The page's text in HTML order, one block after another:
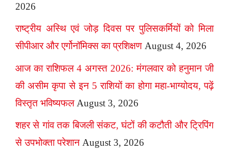
2026
राष्ट्रीय अस्थि एवं जोड़ दिवस पर पुलिसकर्मियों को मिला
सीपीआर और एर्गोनॉमिक्स का प्रशिक्षण August 4, 2026
आज का राशिफल 4 अगस्त 2026: मंगलवार को हनुमान जी
की असीम कृपा से इन 5 राशियों का होगा महा-भाग्योदय, पढ़ें
विस्तृत भविष्यफल August 3, 2026
शहर से गांव तक बिजली संकट, घंटों की कटौती और ट्रिपिंग
से उपभोक्ता परेशान August 3, 2026